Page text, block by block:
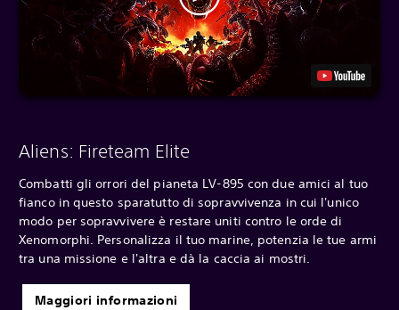
Aliens: Fireteam Elite
Combatti gli orrori del pianeta LV-895 con due amici al tuo
fianco in questo sparatutto di sopravvivenza in cui l'unico
modo per sopravvivere è restare uniti contro le orde di
Xenomorphi. Personalizza il tuo marine, potenzia le tue armi
tra una missione e l'altra e dà la caccia ai mostri.
Maggiori informazioni